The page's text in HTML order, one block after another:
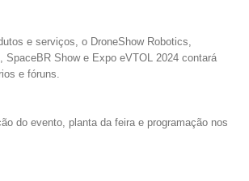
e serviços, o DroneShow Robotics,
SpaceBR Show e Expo eVTOL 2024 contará
e fóruns.
do evento, planta da feira e programação nos